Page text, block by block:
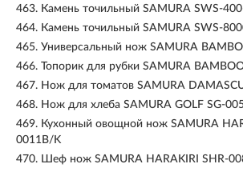
463. Камень точильный SAMURA SWS-
464. Камень точильный SAMURA SWS-
465. Универсальный нож SAMURA
466. Топорик для рубки SAMURA
467. Нож для томатов SAMURA
468. Нож для хлеба SAMURA GOLF SG-
469. Кухонный овощной нож SAMURA
0011B/K
470. Шеф нож SAMURA HARAKIRI SHR-